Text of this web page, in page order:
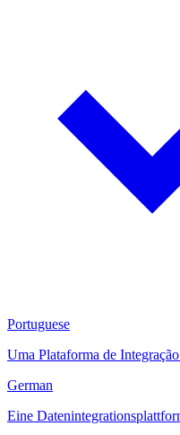
Portuguese
Uma Plataforma de
German
Eine